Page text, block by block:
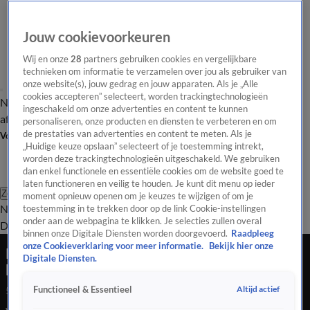
Nieuws van de DagOpinie van de Dag Onze categorieën Laatste
afleveringVideo's Nieuws van de Dag Podcast
Volg Nieuws van de Dag
Zoeken
Nieuws van de DagOpinie van de
Dag
Video'sUitzendingen PodcastPanelContact
Rotterdam is koploper in het ombouwen van
kantoren tot woningen
5 nov 2025, 18:45
Jouw cookievoorkeuren
Wij en onze28 partners gebruiken cookies en vergelijkbare
technieken om informatie te verzamelen over jou als gebruiker van
onze website(s), jouw gedrag en jouw apparaten. Als je „Alle
cookies accepteren” selecteert, worden trackingtechnologieën
ingeschakeld om onze advertenties en content te kunnen
personaliseren, onze producten en diensten te verbeteren en om
de prestaties van advertenties en content te meten. Als je
„Huidige keuze opslaan” selecteert of je toestemming intrekt,
worden deze trackingtechnologieën uitgeschakeld. We gebruiken
dan enkel functionele en essentiële cookies om de website goed te
laten functioneren en veilig te houden. Je kunt dit menu op ieder
moment opnieuw openen om je keuzes te wijzigen of om je
toestemming in te trekken door op de link Cookie-instellingen
onder aan de webpagina te klikken. Je selecties zullen overal
binnen onze Digitale Diensten worden doorgevoerd. Raadpleeg
onze Cookieverklaring voor meer informatie.
Bekijk hier onze
Digitale Diensten.
Functioneel & Essentieel Altijd actief